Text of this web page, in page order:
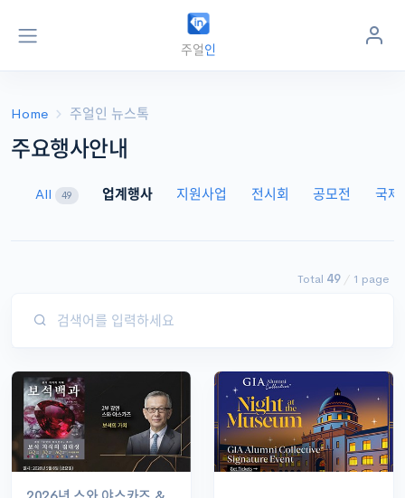
주얼리 지식정보 포털
주얼인
jewelin.kr
Home 주얼인 뉴스톡
주요행사안내
All 49 업계행사 지원사업 전시회 공모전 국제
Total 49 / 1 page